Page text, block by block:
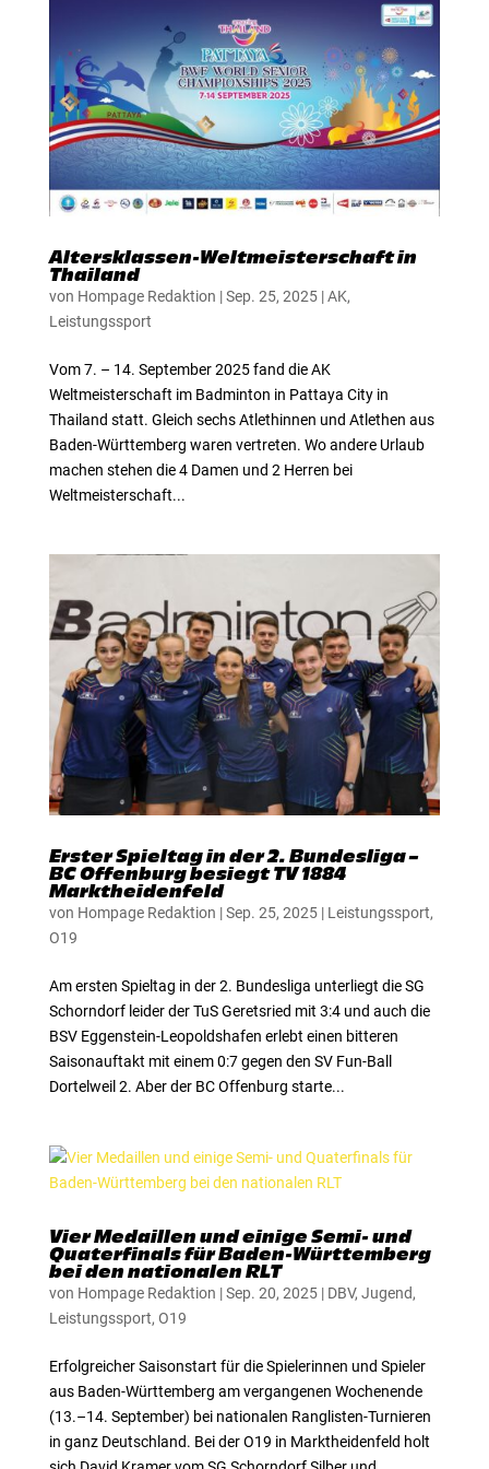
Altersklassen-Weltmeisterschaft in
Thailand
von Hompage Redaktion |Sep. 25, 2025|AK,
Leistungssport
Vom 7. – 14. September 2025 fand die AK
Weltmeisterschaft im Badminton in Pattaya City in
Thailand statt. Gleich sechs Atlethinnen und Atlethen aus
Baden-Württemberg waren vertreten. Wo andere Urlaub
machen stehen die 4 Damen und 2 Herren bei
Weltmeisterschaft...
Erster Spieltag in der 2. Bundesliga –
BC Offenburg besiegt TV 1884
Marktheidenfeld
von Hompage Redaktion |Sep. 25, 2025| Leistungssport,
O19
Am ersten Spieltag in der 2. Bundesliga unterliegt die SG
Schorndorf leider der TuS Geretsried mit 3:4 und auch die
BSV Eggenstein-Leopoldshafen erlebt einen bitteren
Saisonauftakt mit einem 0:7 gegen den SV Fun-Ball
Dortelweil 2. Aber der BC Offenburg starte...
Vier Medaillen und einige Semi- und
Quaterfinals für Baden-Württemberg
bei den nationalen RLT
von Hompage Redaktion |Sep. 20, 2025| DBV, Jugend,
Leistungssport, O19
Erfolgreicher Saisonstart für die Spielerinnen und Spieler
aus Baden-Württemberg am vergangenen Wochenende
(13.–14. September) bei nationalen Ranglisten-Turnieren
in ganz Deutschland. Bei der O19 in Marktheidenfeld holt